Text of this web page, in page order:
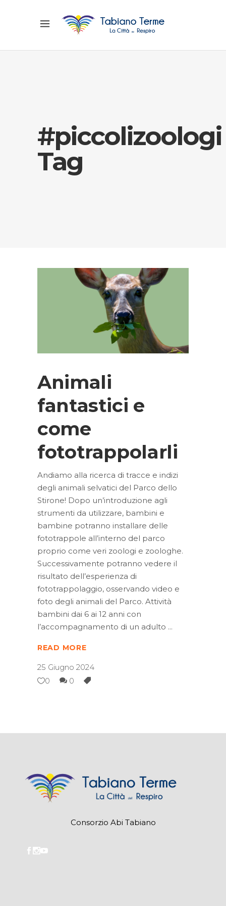
#piccolizoologi
Tag
Animali
fantastici e
come
fototrappolarli
Andiamo alla ricerca di tracce e indizi
degli animali selvatici del Parco dello
Stirone! Dopo un’introduzione agli
strumenti da utilizzare, bambini e
bambine potranno installare delle
fototrappole all’interno del parco
proprio come veri zoologi e zoologhe.
Successivamente potranno vedere il
risultato dell’esperienza di
fototrappolaggio, osservando video e
foto degli animali del Parco. Attività
bambini dai 6 ai 12 anni con
l’accompagnamento di un adulto
READ MORE
25 Giugno 2024
0
0
Consorzio Abi Tabiano